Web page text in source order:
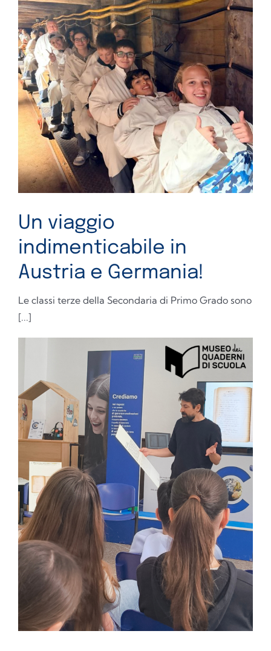
Un viaggio
indimenticabile in
Austria e Germania!
Le classi terze della Secondaria di Primo Grado sono
[...]